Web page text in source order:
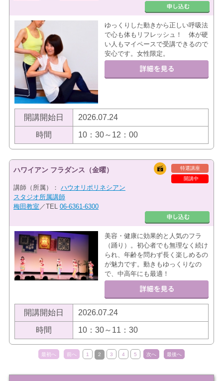
ゆっくりした動きから正しい呼吸法
で心も体もリフレッシュ！ 体が硬
い人もマイペースで受講できるので
安心です。女性限定。
開講開始日 2026.07.24
時間 10：30～12：00
特選講座
開講中
ハワイアン フラダンス（金曜）
講師（所属）： ハウオリポリネシアン
スタジオ所属講師
梅田教室 ／TEL 06-6361-6300
美容・健康に効果的と人気のフラ
（踊り）。初心者でも無理なく続け
られ、年齢を問わず長く楽しめるの
が魅力です。動きもゆっくりなの
で、中高年にも最適！
開講開始日 2026.07.24
時間 10：30～11：30
最初へ 前へ 1 2 3 4 5 次へ 最後へ